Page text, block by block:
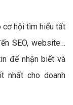
cơ hội tìm hiểu tất
SEO, website…
để nhận biết và
nhất cho doanh